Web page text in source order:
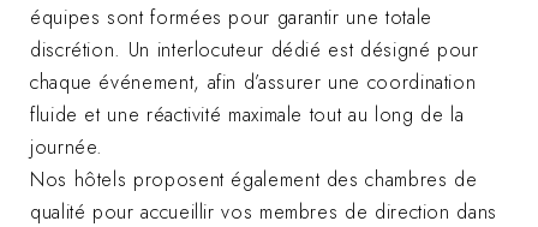
équipes sont formées pour garantir une totale
discrétion. Un interlocuteur dédié est désigné pour
chaque événement, afin d’assurer une coordination
fluide et une réactivité maximale tout au long de la
journée.
Nos hôtels proposent également des chambres de
qualité pour accueillir vos membres de direction dans